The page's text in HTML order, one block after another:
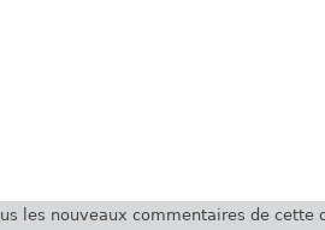
les nouveaux commentaires de cette